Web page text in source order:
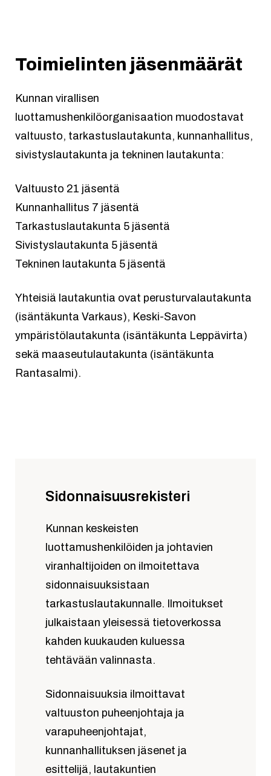
Toimielinten jäsenmäärät
Kunnan virallisen
luottamushenkilöorganisaation muodostavat
valtuusto, tarkastuslautakunta, kunnanhallitus,
sivistyslautakunta ja tekninen lautakunta:
Valtuusto 21 jäsentä
Kunnanhallitus 7 jäsentä
Tarkastuslautakunta 5 jäsentä
Sivistyslautakunta 5 jäsentä
Tekninen lautakunta 5 jäsentä
Yhteisiä lautakuntia ovat perusturvalautakunta
(isäntäkunta Varkaus), Keski-Savon
ympäristölautakunta (isäntäkunta Leppävirta)
sekä maaseutulautakunta (isäntäkunta
Rantasalmi).
Sidonnaisuusrekisteri
Kunnan keskeisten
luottamushenkilöiden ja johtavien
viranhaltijoiden on ilmoitettava
sidonnaisuuksistaan
tarkastuslautakunnalle. Ilmoitukset
julkaistaan yleisessä tietoverkossa
kahden kuukauden kuluessa
tehtävään valinnasta.
Sidonnaisuuksia ilmoittavat
valtuuston puheenjohtaja ja
varapuheenjohtajat,
kunnanhallituksen jäsenet ja
esittelijä, lautakuntien